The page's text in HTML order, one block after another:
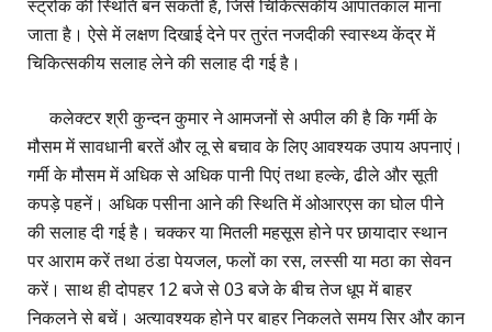
स्ट्रोक की स्थिति बन सकती है, जिसे चिकित्सकीय आपातकाल माना
जाता है। ऐसे में लक्षण दिखाई देने पर तुरंत नजदीकी स्वास्थ्य केंद्र में
चिकित्सकीय सलाह लेने की सलाह दी गई है।
कलेक्टर श्री कुन्दन कुमार ने आमजनों से अपील की है कि गर्मी के
मौसम में सावधानी बरतें और लू से बचाव के लिए आवश्यक उपाय अपनाएं।
गर्मी के मौसम में अधिक से अधिक पानी पिएं तथा हल्के, ढीले और सूती
कपड़े पहनें। अधिक पसीना आने की स्थिति में ओआरएस का घोल पीने
की सलाह दी गई है। चक्कर या मितली महसूस होने पर छायादार स्थान
पर आराम करें तथा ठंडा पेयजल, फलों का रस, लस्सी या मठा का सेवन
करें। साथ ही दोपहर 12 बजे से 03 बजे के बीच तेज धूप में बाहर
निकलने से बचें। अत्यावश्यक होने पर बाहर निकलते समय सिर और कान